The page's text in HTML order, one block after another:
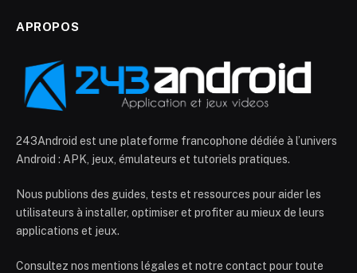
APROPOS
243Android est une plateforme francophone dédiée à l’univers
Android : APK, jeux, émulateurs et tutoriels pratiques.
Nous publions des guides, tests et ressources pour aider les
utilisateurs à installer, optimiser et profiter au mieux de leurs
applications et jeux.
Consultez nos mentions légales et notre contact pour toute